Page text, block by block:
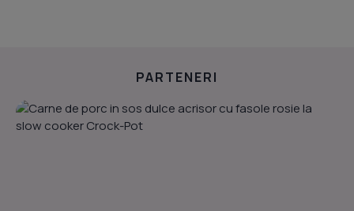
PARTENERI